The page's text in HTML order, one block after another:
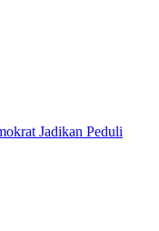
Jadikan Peduli